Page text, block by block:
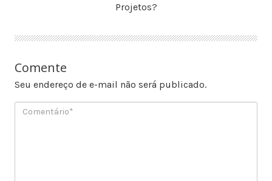
Projetos?
Comente
Seu endereço de e-mail não será publicado.